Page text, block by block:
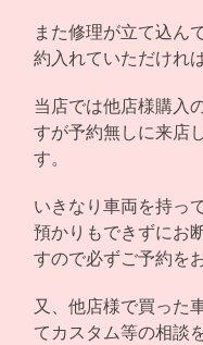
また修理が立て込ん
約入れていただけれ
当店では他店様購入
すが予約無しに来店
す。
いきなり車両を持っ
預かりもできずにお
すので必ずご予約を
又、他店様で買った
てカスタム等の相談